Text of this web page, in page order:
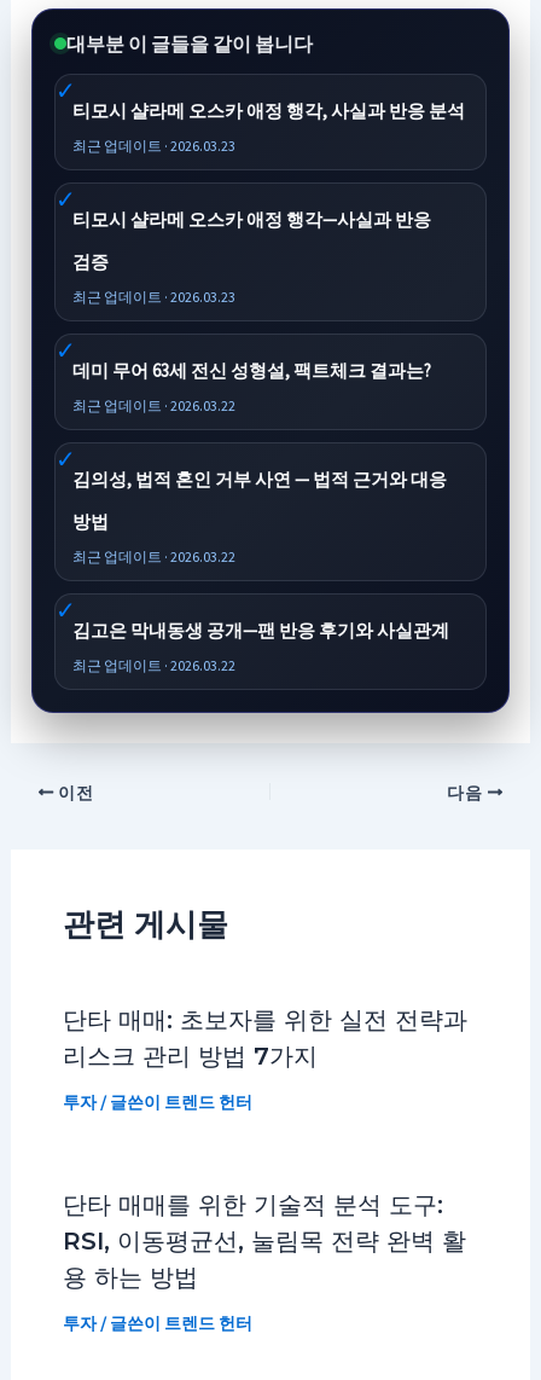
대부분 이 글들을 같이 봅니다
티모시 샬라메 오스카 애정 행각, 사실과 반응 분석
최근 업데이트 · 2026.03.23
티모시 샬라메 오스카 애정 행각—사실과 반응
검증
최근 업데이트 · 2026.03.23
데미 무어 63세 전신 성형설, 팩트체크 결과는?
최근 업데이트 · 2026.03.22
김의성, 법적 혼인 거부 사연 — 법적 근거와 대응
방법
최근 업데이트 · 2026.03.22
김고은 막내동생 공개—팬 반응 후기와 사실관계
최근 업데이트 · 2026.03.22
이전 다음
관련 게시물
단타 매매: 초보자를 위한 실전 전략과
리스크 관리 방법 7가지
투자/ 글쓴이 트렌드 헌터
단타 매매를 위한 기술적 분석 도구:
RSI, 이동평균선, 눌림목 전략 완벽 활
용 하는 방법
투자/ 글쓴이 트렌드 헌터